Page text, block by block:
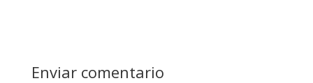
Enviar comentario